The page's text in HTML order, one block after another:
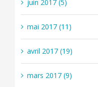
juin 2017 (5)
mai 2017 (11)
avril 2017 (19)
mars 2017 (9)